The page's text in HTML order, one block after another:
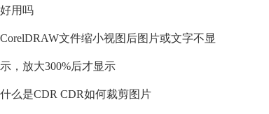
好用吗
CorelDRAW文件缩小视图后图片或文字不显
示，放大300%后才显示
什么是CDR CDR如何裁剪图片